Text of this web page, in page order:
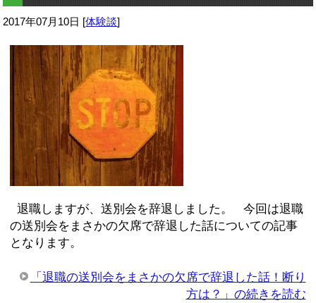
2017年07月10日 [体験談]
退職しますが、送別会を辞退しました。 今回は退職
の送別会をまさかの欠席で辞退した話についての記事
となります。
「退職の送別会をまさかの欠席で辞退した話！断り
方は？」の続きを読む